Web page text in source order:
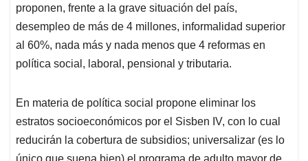
proponen, frente a la grave situación del país,
desempleo de más de 4 millones, informalidad superior
al 60%, nada más y nada menos que 4 reformas en
política social, laboral, pensional y tributaria.
En materia de política social propone eliminar los
estratos socioeconómicos por el Sisben IV, con lo cual
reducirán la cobertura de subsidios; universalizar (es lo
único que suena bien) el programa de adulto mayor de